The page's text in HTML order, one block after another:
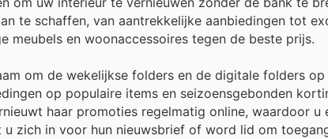
te schaffen, van aantrekkelijke aanbiedingen tot
meubels en woonaccessoires tegen de beste prijs.
om de wekelijkse folders en de digitale folders
op populaire items en seizoensgebonden
haar promoties regelmatig online, waardoor
zich in voor hun nieuwsbrief of word lid om